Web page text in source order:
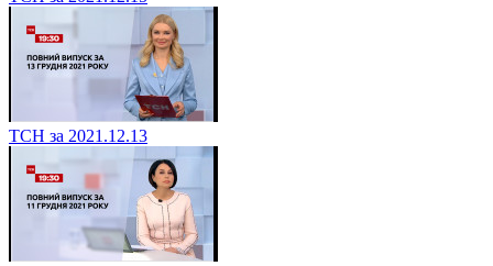
ТСН за 2021.12.13